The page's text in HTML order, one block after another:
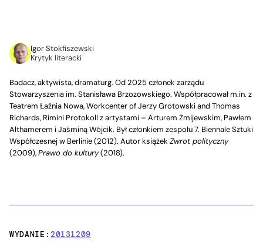
Igor Stokfiszewski
Krytyk literacki
Badacz, aktywista, dramaturg. Od 2025 członek zarządu
Stowarzyszenia im. Stanisława Brzozowskiego. Współpracował m.in. z
Teatrem Łaźnia Nowa, Workcenter of Jerzy Grotowski and Thomas
Richards, Rimini Protokoll z artystami – Arturem Żmijewskim, Pawłem
Althamerem i Jaśminą Wójcik. Był członkiem zespołu 7. Biennale Sztuki
Współczesnej w Berlinie (2012). Autor książek Zwrot polityczny
(2009),Prawo do kultury(2018).
WYDANIE:20131209